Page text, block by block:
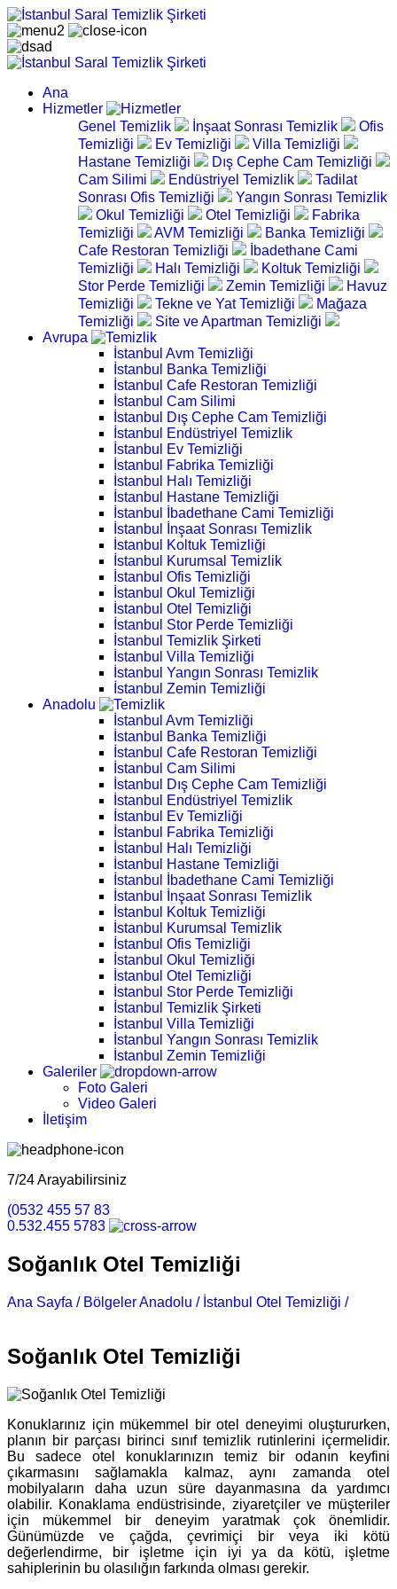
Ana
Hizmetler
Genel Temizlik
İnşaat Sonrası Temizlik
Ofis
Temizliği
Ev Temizliği
Villa Temizliği
Hastane Temizliği
Dış Cephe Cam Temizliği
Cam Silimi
Endüstriyel Temizlik
Tadilat
Sonrası Ofis Temizliği
Yangın Sonrası Temizlik
Okul Temizliği
Otel Temizliği
Fabrika
Temizliği
AVM Temizliği
Banka Temizliği
Cafe Restoran Temizliği
İbadethane Cami
Temizliği
Halı Temizliği
Koltuk Temizliği
Stor Perde Temizliği
Zemin Temizliği
Havuz
Temizliği
Tekne ve Yat Temizliği
Mağaza
Temizliği
Site ve Apartman Temizliği
Avrupa
İstanbul Avm Temizliği
İstanbul Banka Temizliği
İstanbul Cafe Restoran Temizliği
İstanbul Cam Silimi
İstanbul Dış Cephe Cam Temizliği
İstanbul Endüstriyel Temizlik
İstanbul Ev Temizliği
İstanbul Fabrika Temizliği
İstanbul Halı Temizliği
İstanbul Hastane Temizliği
İstanbul İbadethane Cami Temizliği
İstanbul İnşaat Sonrası Temizlik
İstanbul Koltuk Temizliği
İstanbul Kurumsal Temizlik
İstanbul Ofis Temizliği
İstanbul Okul Temizliği
İstanbul Otel Temizliği
İstanbul Stor Perde Temizliği
İstanbul Temizlik Şirketi
İstanbul Villa Temizliği
İstanbul Yangın Sonrası Temizlik
İstanbul Zemin Temizliği
Anadolu
İstanbul Avm Temizliği
İstanbul Banka Temizliği
İstanbul Cafe Restoran Temizliği
İstanbul Cam Silimi
İstanbul Dış Cephe Cam Temizliği
İstanbul Endüstriyel Temizlik
İstanbul Ev Temizliği
İstanbul Fabrika Temizliği
İstanbul Halı Temizliği
İstanbul Hastane Temizliği
İstanbul İbadethane Cami Temizliği
İstanbul İnşaat Sonrası Temizlik
İstanbul Koltuk Temizliği
İstanbul Kurumsal Temizlik
İstanbul Ofis Temizliği
İstanbul Okul Temizliği
İstanbul Otel Temizliği
İstanbul Stor Perde Temizliği
İstanbul Temizlik Şirketi
İstanbul Villa Temizliği
İstanbul Yangın Sonrası Temizlik
İstanbul Zemin Temizliği
Galeriler
Foto Galeri
Video Galeri
İletişim
7/24 Arayabilirsiniz
(0532 455 57 83
0.532.455 5783
Soğanlık Otel Temizliği
Ana Sayfa / Bölgeler Anadolu / İstanbul Otel Temizliği /
Soğanlık Otel Temizliği
Konuklarınız için mükemmel bir otel deneyimi oluştururken,
planın bir parçası birinci sınıf temizlik rutinlerini içermelidir.
Bu sadece otel konuklarınızın temiz bir odanın keyfini
çıkarmasını sağlamakla kalmaz, aynı zamanda otel
mobilyaların daha uzun süre dayanmasına da yardımcı
olabilir. Konaklama endüstrisinde, ziyaretçiler ve müşteriler
için mükemmel bir deneyim yaratmak çok önemlidir.
Günümüzde ve çağda, çevrimiçi bir veya iki kötü
değerlendirme, bir işletme için iyi ya da kötü, işletme
sahiplerinin bu olasılığın farkında olması gerekir.